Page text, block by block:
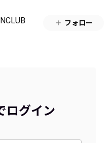
フォロー
グイン